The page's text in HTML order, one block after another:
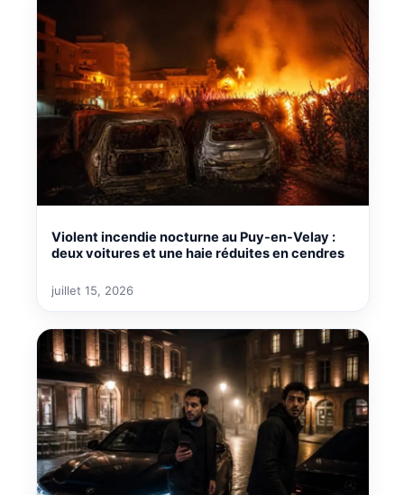
Violent incendie nocturne au Puy-en-Velay :
deux voitures et une haie réduites en cendres
juillet 15, 2026